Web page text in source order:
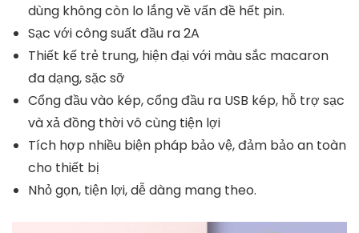
dùng không còn lo lắng về vấn đề hết pin.
Sạc với công suất đầu ra 2A
Thiết kế trẻ trung, hiện đại với màu sắc macaron
đa dạng, sặc sỡ
Cổng đầu vào kép, cổng đầu ra USB kép, hỗ trợ sạc
và xả đồng thời vô cùng tiện lợi
Tích hợp nhiều biện pháp bảo vệ, đảm bảo an toàn
cho thiết bị
Nhỏ gọn, tiện lợi, dễ dàng mang theo.